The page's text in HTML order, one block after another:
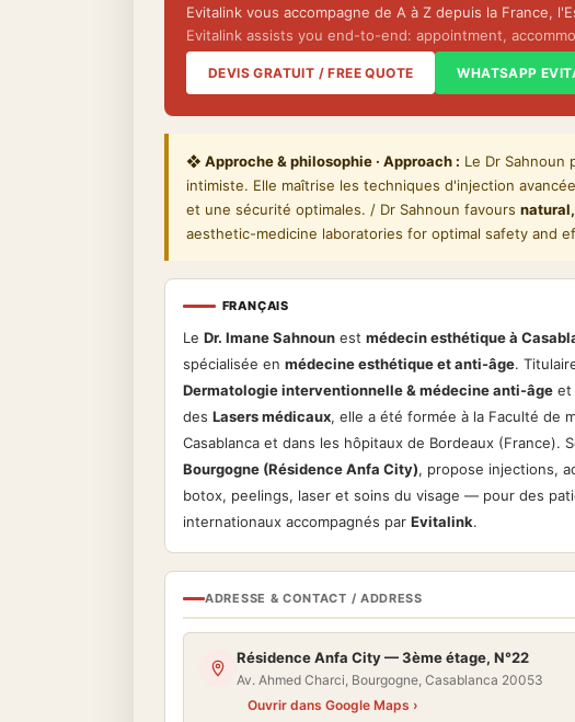
Evitalink vous accompagne de A à Z depuis la France,
Evitalink assists you end-to-end: appointment,
DEVIS GRATUIT / FREE QUOTE WHATSAPP
❖ Approche & philosophie · Approach : Le Dr Sahnoun
intimiste. Elle maîtrise les techniques d'injection
et une sécurité optimales. / Dr Sahnoun favours
aesthetic-medicine laboratories for optimal safety and
FRANÇAIS
Le Dr. Imane Sahnoun est médecin esthétique à
spécialisée en médecine esthétique et anti-âge.
Dermatologie interventionnelle & médecine anti-âge et
des Lasers médicaux, elle a été formée à la Faculté de
Casablanca et dans les hôpitaux de Bordeaux (France).
Bourgogne (Résidence Anfa City), propose injections,
botox, peelings, laser et soins du visage — pour des
internationaux accompagnés par Evitalink.
ADRESSE & CONTACT / ADDRESS
Résidence Anfa City — 3ème étage, N°22
Av. Ahmed Charci, Bourgogne, Casablanca 20053
Ouvrir dans Google Maps ›